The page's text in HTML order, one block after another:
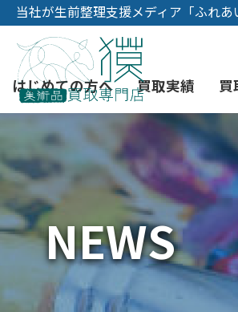
当社が生前整理支援メディア「ふれあ
はじめての方へ
初めての美術品売却
YOUTUBE
買取実績 買
絵画買取
骨董品買取
西洋アンティーク買取
3つの買取方法
宅配・郵送買取
時価評価サービス
東京店
会社概要
消費者志向自主宣言
NEWS